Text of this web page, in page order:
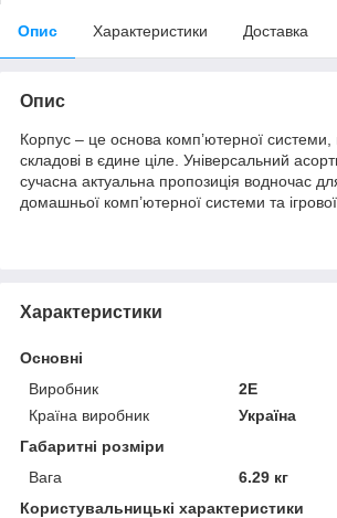
Опис Характеристики Доставка
Опис
Корпус – це основа комп’ютерної системи,
складові в єдине ціле. Універсальний
сучасна актуальна пропозиція водночас
домашньої комп’ютерної системи та ігрової
Характеристики
Основні
Виробник
2E
Країна виробник
Україна
Габаритні розміри
Вага
6.29 кг
Користувальницькі характеристики